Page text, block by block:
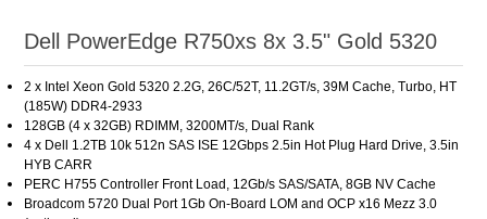
Dell PowerEdge R750xs 8x 3.5" Gold 5320
2 x Intel Xeon Gold 5320 2.2G, 26C/52T, 11.2GT/s, 39M Cache, Turbo, HT
(185W) DDR4-2933
128GB (4 x 32GB) RDIMM, 3200MT/s, Dual Rank
4 x Dell 1.2TB 10k 512n SAS ISE 12Gbps 2.5in Hot Plug Hard Drive, 3.5in
HYB CARR
PERC H755 Controller Front Load, 12Gb/s SAS/SATA, 8GB NV Cache
Broadcom 5720 Dual Port 1Gb On-Board LOM and OCP x16 Mezz 3.0